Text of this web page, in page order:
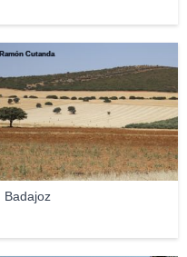
Badajoz
Ramón Cutanda